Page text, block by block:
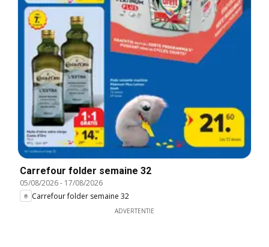
Carrefour folder semaine 32
05/08/2026- 17/08/2026
Carrefour folder semaine 32
ADVERTENTIE